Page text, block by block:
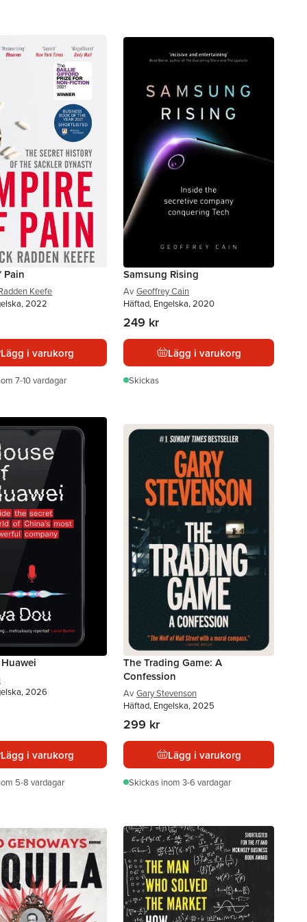
Pain
Keefe
2022
Lägg i varukorg
7-10 vardagar
Samsung Rising
Av Geoffrey Cain
Häftad, Engelska, 2020
249 kr
Lägg i varukorg
Skickas
2026
Lägg i varukorg
5-8 vardagar
The Trading Game: A
Confession
Av Gary Stevenson
Häftad, Engelska, 2025
299 kr
Lägg i varukorg
Skickas inom 3-6 vardagar